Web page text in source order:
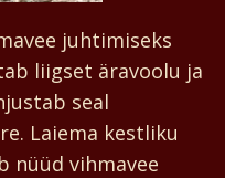
juhtimiseks
liigset äravoolu ja
seal
Laiema kestliku
nüüd vihmavee